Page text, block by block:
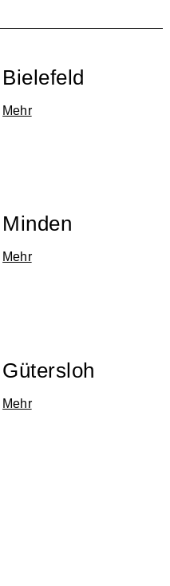
Bielefeld
Mehr
Minden
Mehr
Gütersloh
Mehr